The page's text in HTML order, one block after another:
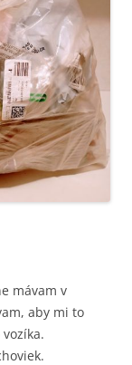
mávam v
aby mi to